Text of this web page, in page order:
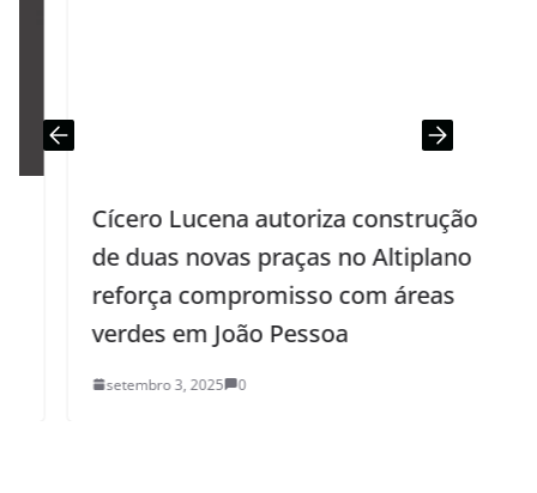
Cícero Lucena autoriza construção
de duas novas praças no Altiplano e
reforça compromisso com áreas
verdes em João Pessoa
setembro 3, 2025 0